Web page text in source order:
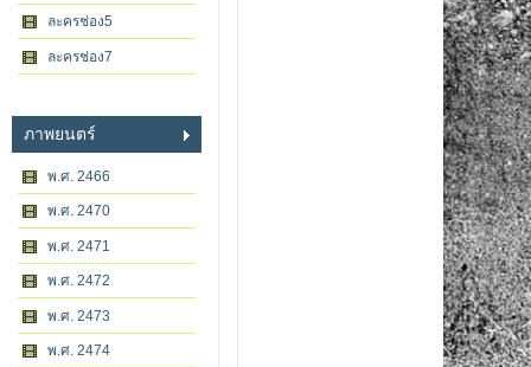
ละครช่อง5
ละครช่อง7
ภาพยนตร์
พ.ศ. 2466
พ.ศ. 2470
พ.ศ. 2471
พ.ศ. 2472
พ.ศ. 2473
พ.ศ. 2474